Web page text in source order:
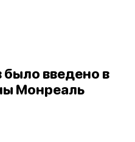
было введено в
Монреаль